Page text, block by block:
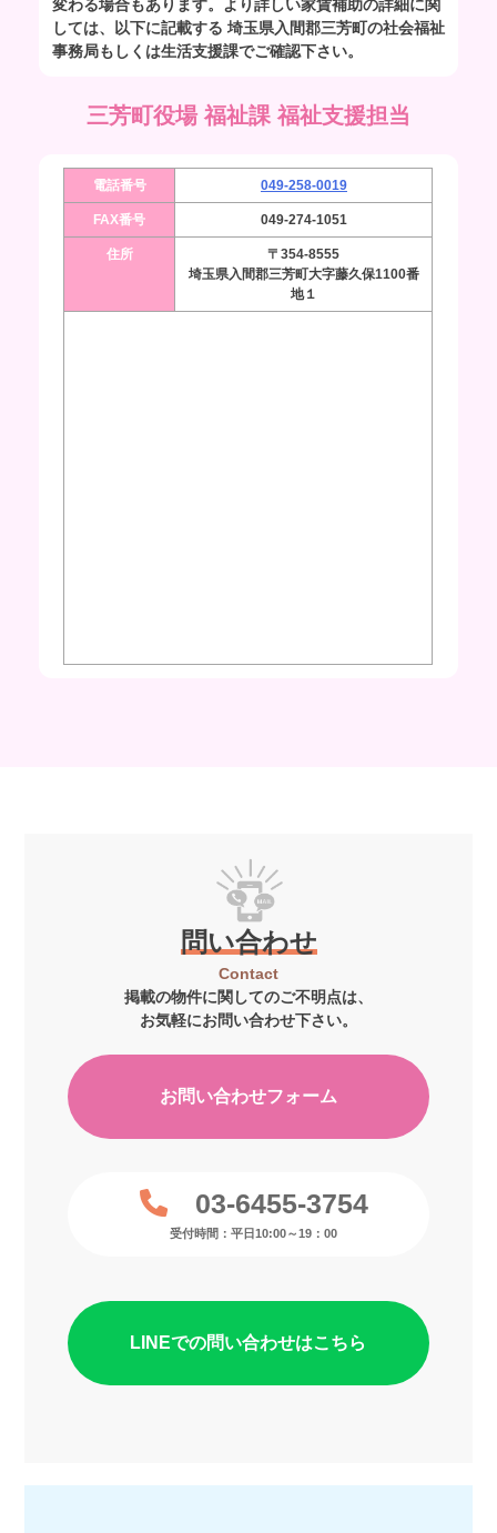
変わる場合もあります。より詳しい家賃補助の詳細に関
しては、以下に記載する 埼玉県入間郡三芳町の社会福祉
事務局もしくは生活支援課でご確認下さい。
三芳町役場 福祉課 福祉支援担当
電話番号 049-258-0019
FAX番号 049-274-1051
住所
〒354-8555
埼玉県入間郡三芳町大字藤久保1100番
地１
問い合わせ
Contact
掲載の物件に関してのご不明点は、
お気軽にお問い合わせ下さい。
お問い合わせフォーム
03-6455-3754
受付時間：平日10:00～19：00
LINEでの問い合わせはこちら